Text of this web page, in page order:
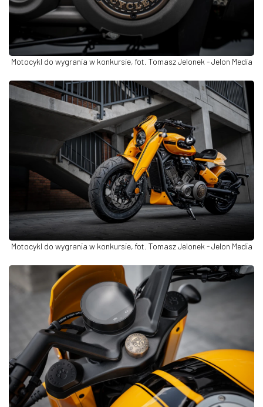
Motocykl do wygrania w konkursie, fot. Tomasz Jelonek - Jelon Media
Motocykl do wygrania w konkursie, fot. Tomasz Jelonek - Jelon Media